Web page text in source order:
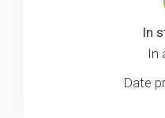
In
In
Date